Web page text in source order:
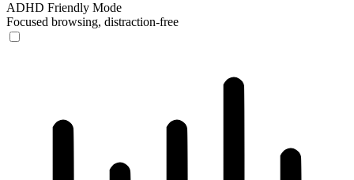
ADHD Friendly Mode
Focused browsing, distraction-free